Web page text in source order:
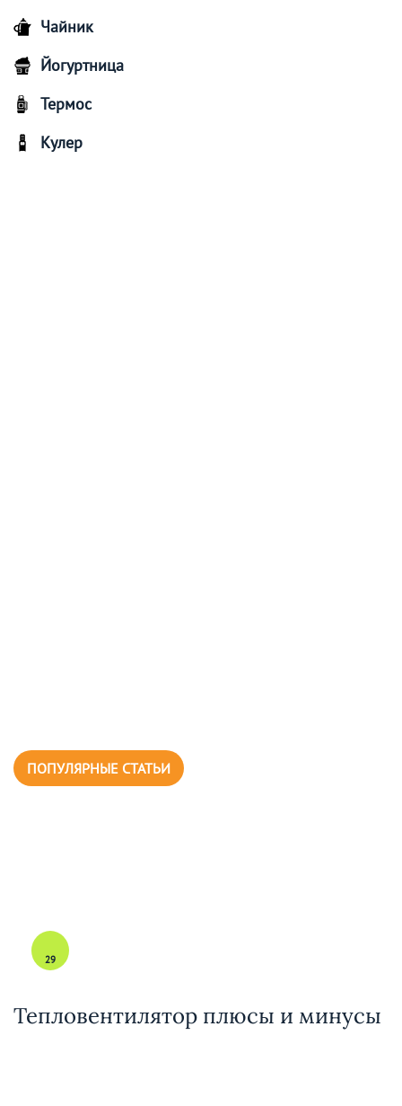
Чайник
Йогуртница
Термос
Кулер
ПОПУЛЯРНЫЕ СТАТЬИ
29
Тепловентилятор плюсы и минусы